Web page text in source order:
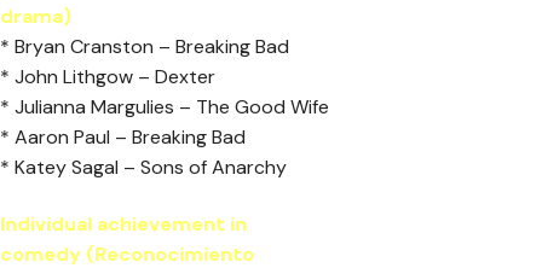
drama)
* Bryan Cranston – Breaking Bad
* John Lithgow – Dexter
* Julianna Margulies – The Good Wife
* Aaron Paul – Breaking Bad
* Katey Sagal – Sons of Anarchy
Individual achievement in
comedy (Reconocimiento